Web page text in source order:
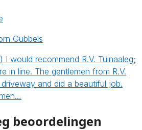
Gubbels
I would recommend R.V. Tuinaaleg;
in line. The gentlemen from R.V.
and did a beautiful job.
beoordelingen